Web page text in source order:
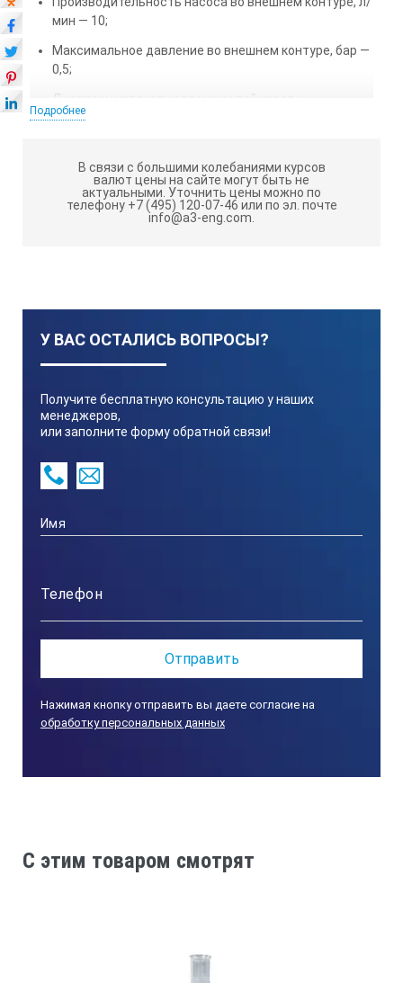
мин — 10;
Максимальное давление во внешнем контуре, бар —
0,5;
Диапазон установки времени таймеров:
0?99 мин. 59 с;
Дискретность установки времени таймеров — 1 с /
1 мин / 1 ч;
240х120х150;
Габаритные размеры (ШхГхВ), мм — 370х460х675;
Потребляемая мощность, Вт — 1600;
Масса, кг — 35
Подробнее
В связи с большими колебаниями курсов
валют цены на сайте могут быть не
актуальными. Уточнить цены можно по
телефону +7 (495) 120-07-46 или по эл. почте
info@a3-eng.com.
У ВАС ОСТАЛИСЬ ВОПРОСЫ?
Получите бесплатную консультацию у наших
менеджеров,
или заполните форму обратной связи!
Нажимая кнопку отправить вы даете согласие на
обработку персональных данных
C этим товаром смотрят